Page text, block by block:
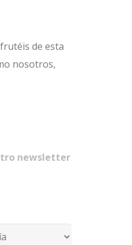
de esta
nosotros,
newsletter